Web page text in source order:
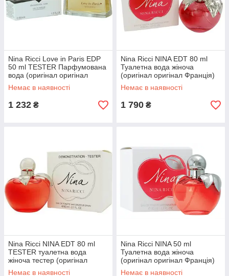
Nina Ricci Love in Paris EDP
50 ml TESTER Парфумована
вода (оригінал оригінал
Франція)
Немає в наявності
1 232 ₴
Nina Ricci NINA EDT 80 ml
Туалетна вода жіноча
(оригінал оригінал Франція)
Немає в наявності
1 790 ₴
Nina Ricci NINA EDT 80 ml
TESTER туалетна вода
жіноча тестер (оригінал
оригінал Франція)
Немає в наявності
Nina Ricci NINA 50 ml
Туалетна вода жіноча
(оригінал оригінал Франція)
Немає в наявності